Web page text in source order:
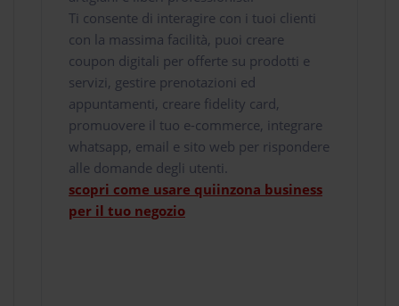
Ti consente di interagire con i tuoi clienti
con la massima facilità, puoi creare
coupon digitali per offerte su prodotti e
servizi, gestire prenotazioni ed
appuntamenti, creare fidelity card,
promuovere il tuo e-commerce, integrare
whatsapp, email e sito web per rispondere
alle domande degli utenti.
scopri come usare quiinzona business
per il tuo negozio